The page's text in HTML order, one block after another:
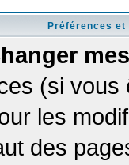
Préférences
(si
les
des